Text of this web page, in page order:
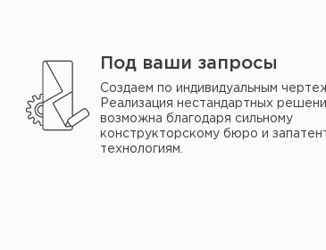
Под ваши запросы
Создаем по индивидуальным
Реализация нестандартных
возможна благодаря сильному
конструкторскому бюро и
технологиям.